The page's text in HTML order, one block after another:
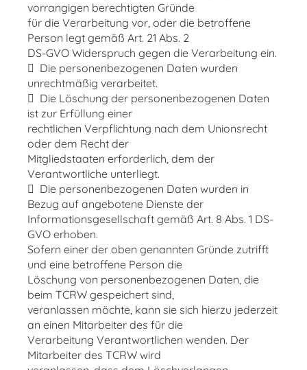
vorrangigen berechtigten Gründe
für die Verarbeitung vor, oder die betroffene
Person legt gemäß Art. 21 Abs. 2
DS-GVO Widerspruch gegen die Verarbeitung ein.
 Die personenbezogenen Daten wurden
unrechtmäßig verarbeitet.
 Die Löschung der personenbezogenen Daten
ist zur Erfüllung einer
rechtlichen Verpflichtung nach dem Unionsrecht
oder dem Recht der
Mitgliedstaaten erforderlich, dem der
Verantwortliche unterliegt.
 Die personenbezogenen Daten wurden in
Bezug auf angebotene Dienste der
Informationsgesellschaft gemäß Art. 8 Abs. 1 DS-
GVO erhoben.
Sofern einer der oben genannten Gründe zutrifft
und eine betroffene Person die
Löschung von personenbezogenen Daten, die
beim TCRW gespeichert sind,
veranlassen möchte, kann sie sich hierzu jederzeit
an einen Mitarbeiter des für die
Verarbeitung Verantwortlichen wenden. Der
Mitarbeiter des TCRW wird